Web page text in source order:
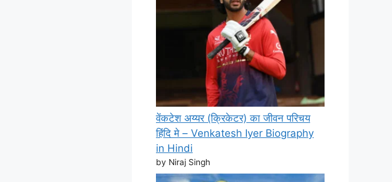
वेंकटेश अय्यर (क्रिकेटर) का जीवन परिचय
हिंदि मे – Venkatesh Iyer Biography
in Hindi
by Niraj Singh